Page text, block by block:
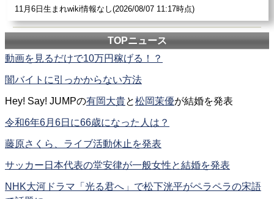
11月6日生まれwiki情報なし(2026/08/07 11:17時点)
TOPニュース
動画を見るだけで10万円稼げる！？
闇バイトに引っかからない方法
Hey! Say! JUMPの有岡大貴と松岡茉優が結婚を発表
令和6年6月6日に66歳になった人は？
藤原さくら、ライブ活動休止を発表
サッカー日本代表の堂安律が一般女性と結婚を発表
NHK大河ドラマ「光る君へ」で松下洸平がペラペラの宋語